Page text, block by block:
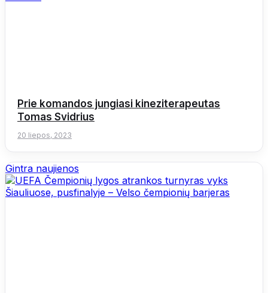
Prie komandos jungiasi kineziterapeutas
Tomas Svidrius
20 liepos, 2023
Gintra naujienos